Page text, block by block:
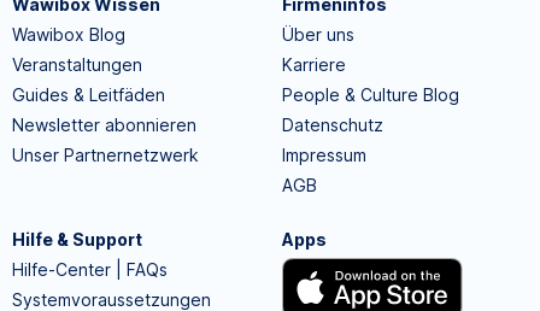
Wawibox Wissen
Wawibox Blog
Veranstaltungen
Guides & Leitfäden
Newsletter abonnieren
Unser Partnernetzwerk
Firmeninfos
Über uns
Karriere
People & Culture Blog
Datenschutz
Impressum
AGB
Hilfe & Support
Hilfe-Center | FAQs
Systemvoraussetzungen
Apps